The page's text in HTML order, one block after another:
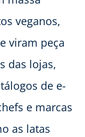
veganos,
viram peça
das lojas,
de e-
e marcas
as latas